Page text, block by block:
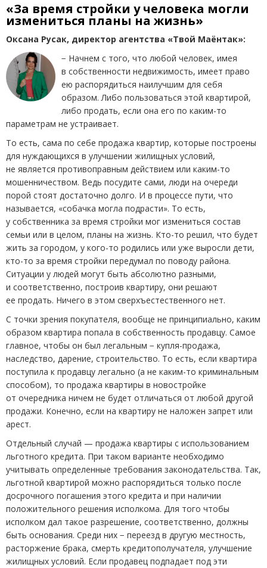
«За время стройки у человека могли
измениться планы на жизнь»
Оксана Русак, директор агентства «Твой Маёнтак»:
− Начнем с того, что любой человек, имея
в собственности недвижимость, имеет право
ею распорядиться наилучшим для себя
образом. Либо пользоваться этой квартирой,
либо продать, если она его по каким-то
параметрам не устраивает.
То есть, сама по себе продажа квартир, которые построены
для нуждающихся в улучшении жилищных условий,
не является противоправным действием или каким-то
мошенничеством. Ведь посудите сами, люди на очереди
порой стоят достаточно долго. И в процессе пути, что
называется, «собачка могла подрасти». То есть,
у собственника за время стройки мог измениться состав
семьи или в целом, планы на жизнь. Кто-то решил, что будет
жить за городом, у кого-то родились или уже выросли дети,
кто-то за время стройки передумал по поводу района.
Ситуации у людей могут быть абсолютно разными,
и соответственно, построив квартиру, они решают
ее продать. Ничего в этом сверхъестественного нет.
С точки зрения покупателя, вообще не принципиально, каким
образом квартира попала в собственность продавцу. Самое
главное, чтобы он был легальным − купля-продажа,
наследство, дарение, строительство. То есть, если квартира
поступила к продавцу легально (а не каким-то криминальным
способом), то продажа квартиры в новостройке
от очередника ничем не будет отличаться от любой другой
продажи. Конечно, если на квартиру не наложен запрет или
арест.
Отдельный случай — продажа квартиры с использованием
льготного кредита. При таком варианте необходимо
учитывать определенные требования законодательства. Так,
льготной квартирой можно распорядиться только после
досрочного погашения этого кредита и при наличии
положительного решения исполкома. Для того чтобы
исполком дал такое разрешение, соответственно, должны
быть основания. Среди них − переезд в другую местность,
расторжение брака, смерть кредитополучателя, улучшение
жилищных условий. Если продавец подпадает под эти